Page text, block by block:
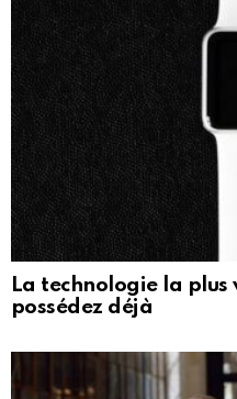
La technologie la plus
possédez déjà